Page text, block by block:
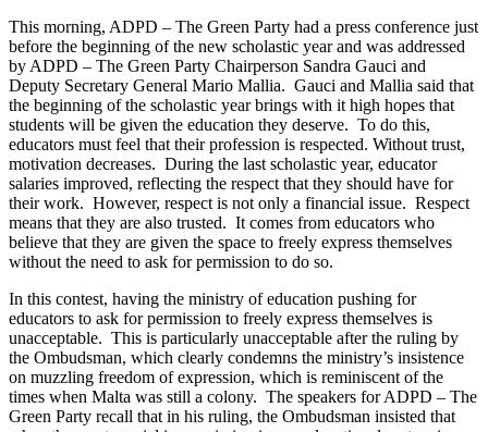
This morning, ADPD – The Green Party had a press conference just
before the beginning of the new scholastic year and was addressed
by ADPD – The Green Party Chairperson Sandra Gauci and
Deputy Secretary General Mario Mallia. Gauci and Mallia said that
the beginning of the scholastic year brings with it high hopes that
students will be given the education they deserve. To do this,
educators must feel that their profession is respected. Without trust,
motivation decreases. During the last scholastic year, educator
salaries improved, reflecting the respect that they should have for
their work. However, respect is not only a financial issue. Respect
means that they are also trusted. It comes from educators who
believe that they are given the space to freely express themselves
without the need to ask for permission to do so.
In this contest, having the ministry of education pushing for
educators to ask for permission to freely express themselves is
unacceptable. This is particularly unacceptable after the ruling by
the Ombudsman, which clearly condemns the ministry’s insistence
on muzzling freedom of expression, which is reminiscent of the
times when Malta was still a colony. The speakers for ADPD – The
Green Party recall that in his ruling, the Ombudsman insisted that